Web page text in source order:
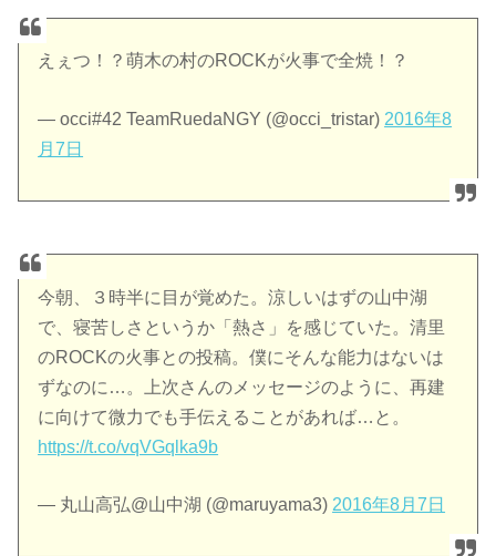
えぇつ！？萌木の村のROCKが火事で全焼！？
— occi#42 TeamRuedaNGY (@occi_tristar) 2016年8
月7日
今朝、３時半に目が覚めた。涼しいはずの山中湖
で、寝苦しさというか「熱さ」を感じていた。清里
のROCKの火事との投稿。僕にそんな能力はないは
ずなのに…。上次さんのメッセージのように、再建
に向けて微力でも手伝えることがあれば…と。
https://t.co/vqVGqlka9b
— 丸山高弘@山中湖 (@maruyama3) 2016年8月7日